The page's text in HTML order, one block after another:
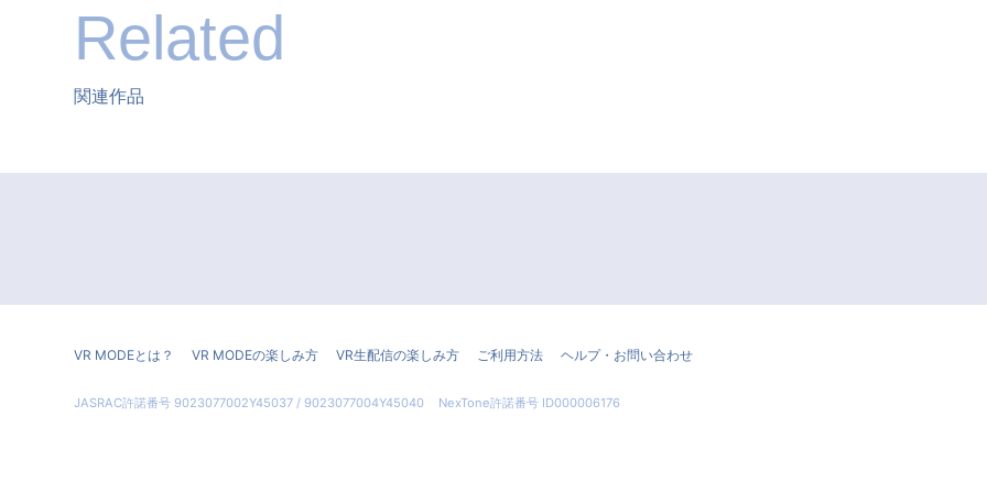
Related
関連作品
VR MODEとは？ VR MODEの楽しみ方 VR生配信の楽しみ方 ご利用方法 ヘルプ・お問い合わせ
JASRAC許諾番号 9023077002Y45037 / 9023077004Y45040 NexTone許諾番号 ID000006176